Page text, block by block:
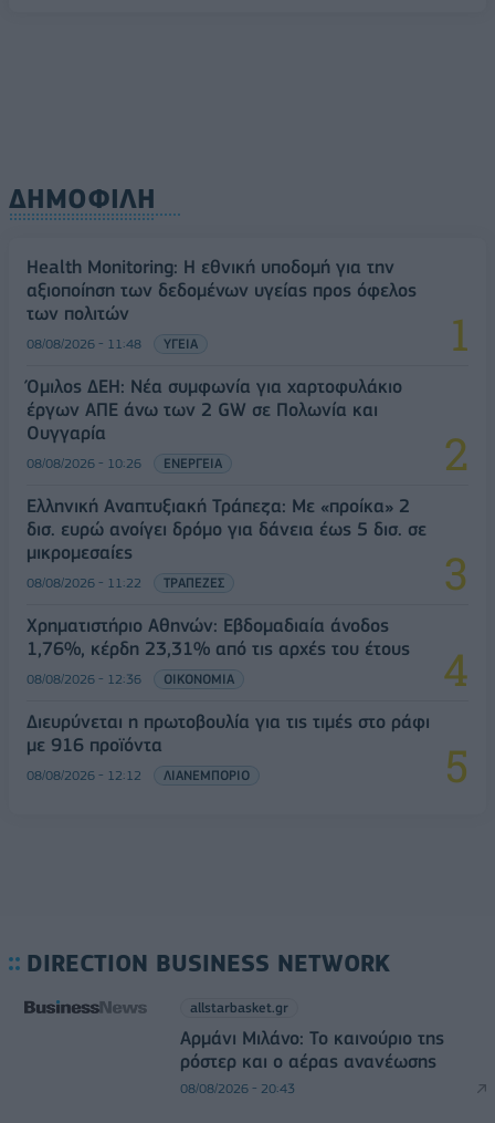
ΔΗΜΟΦΙΛΗ
Health Monitoring: Η εθνική υποδομή για την
αξιοποίηση των δεδομένων υγείας προς όφελος
των πολιτών
08/08/2026 - 11:48 ΥΓΕΙΑ
Όμιλος ΔΕΗ: Νέα συμφωνία για χαρτοφυλάκιο
έργων ΑΠΕ άνω των 2 GW σε Πολωνία και
Ουγγαρία
08/08/2026 - 10:26 ΕΝΕΡΓΕΙΑ
Ελληνική Αναπτυξιακή Τράπεζα: Με «προίκα» 2
δισ. ευρώ ανοίγει δρόμο για δάνεια έως 5 δισ. σε
μικρομεσαίες
08/08/2026 - 11:22 ΤΡΑΠΕΖΕΣ
Χρηματιστήριο Αθηνών: Εβδομαδιαία άνοδος
1,76%, κέρδη 23,31% από τις αρχές του έτους
08/08/2026 - 12:36 ΟΙΚΟΝΟΜΙΑ
Διευρύνεται η πρωτοβουλία για τις τιμές στο ράφι
με 916 προϊόντα
08/08/2026 - 12:12 ΛΙΑΝΕΜΠΟΡΙΟ
DIRECTION BUSINESS NETWORK
allstarbasket.gr
Αρμάνι Μιλάνο: Το καινούριο της
ρόστερ και ο αέρας ανανέωσης
08/08/2026 - 20:43